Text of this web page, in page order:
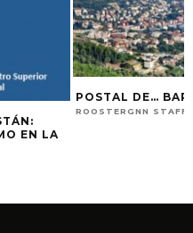
EN LA
POSTAL DE…
ROOSTERGNN STAFF